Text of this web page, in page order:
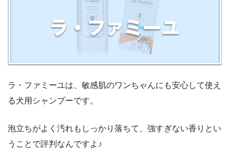
ラ・ファミーユは、敏感肌のワンちゃんにも安心して使え
る犬用シャンプーです。
泡立ちがよく汚れもしっかり落ちて、強すぎない香りとい
うことで評判なんですよ♪